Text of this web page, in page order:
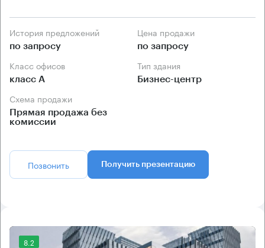
История предложений
по запросу
Цена продажи
по запросу
Класс офисов
класс А
Тип здания
Бизнес-центр
Схема продажи
Прямая продажа без
комиссии
Позвонить Получить презентацию
8.2